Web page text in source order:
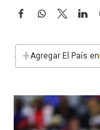
F
e
b
k
W
s
p
T
w
t
L
n
+Agregar El País en